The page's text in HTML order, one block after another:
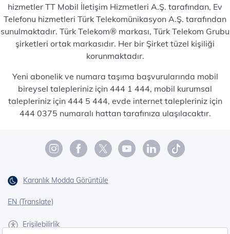
hizmetler TT Mobil İletişim Hizmetleri A.Ş. tarafından, Ev
Telefonu hizmetleri Türk Telekomünikasyon A.Ş. tarafından
sunulmaktadır. Türk Telekom® markası, Türk Telekom Grubu
şirketleri ortak markasıdır. Her bir Şirket tüzel kişiliği
korunmaktadır.
Yeni abonelik ve numara taşıma başvurularında mobil
bireysel talepleriniz için 444 1 444, mobil kurumsal
talepleriniz için 444 5 444, evde internet talepleriniz için
444 0375 numaralı hattan tarafınıza ulaşılacaktır.
Karanlık Modda Görüntüle
EN (Translate)
Erişilebilirlik